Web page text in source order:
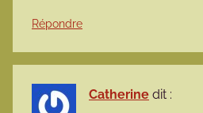
Répondre
Catherine dit :